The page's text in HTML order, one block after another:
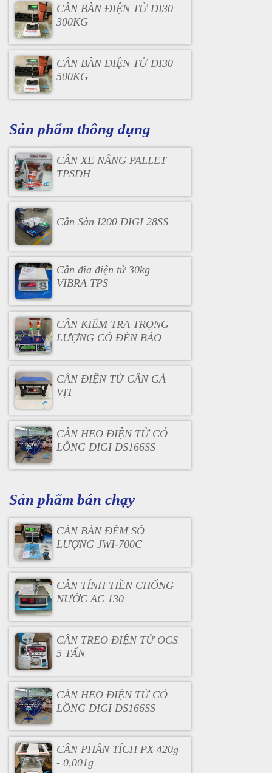
CÂN BÀN ĐIỆN TỬ DI30
300KG
CÂN BÀN ĐIỆN TỬ DI30
500KG
Sản phẩm thông dụng
CÂN XE NÂNG PALLET
TPSDH
Cân Sàn I200 DIGI 28SS
Cân đĩa điện tử 30kg
VIBRA TPS
CÂN KIỂM TRA TRỌNG
LƯỢNG CÓ ĐÈN BÁO
CÂN ĐIỆN TỬ CÂN GÀ
VỊT
CÂN HEO ĐIỆN TỬ CÓ
LỒNG DIGI DS166SS
Sản phẩm bán chạy
CÂN BÀN ĐẾM SỐ
LƯỢNG JWI-700C
CÂN TÍNH TIỀN CHỐNG
NƯỚC AC 130
CÂN TREO ĐIỆN TỬ OCS
5 TẤN
CÂN HEO ĐIỆN TỬ CÓ
LỒNG DIGI DS166SS
CÂN PHÂN TÍCH PX 420g
- 0,001g